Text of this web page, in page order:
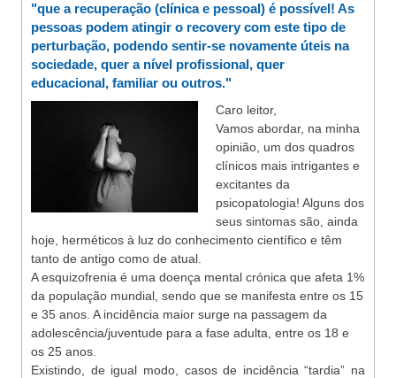
"que a recuperação (clínica e pessoal) é possível! As
pessoas podem atingir o recovery com este tipo de
perturbação, podendo sentir-se novamente úteis na
sociedade, quer a nível profissional, quer
educacional, familiar ou outros."
Caro leitor,
Vamos abordar, na minha
opinião, um dos quadros
clínicos mais intrigantes e
excitantes da
psicopatologia! Alguns dos
seus sintomas são, ainda
hoje, herméticos à luz do conhecimento científico e têm
tanto de antigo como de atual.
A esquizofrenia é uma doença mental crónica que afeta 1%
da população mundial, sendo que se manifesta entre os 15
e 35 anos. A incidência maior surge na passagem da
adolescência/juventude para a fase adulta, entre os 18 e
os 25 anos.
Existindo, de igual modo, casos de incidência “tardia” na